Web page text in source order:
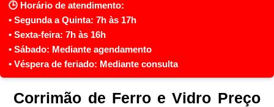
Corrimão de Ferro e Vidro Preço